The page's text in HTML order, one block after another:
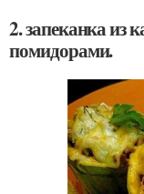
2. запеканка из
помидорами.